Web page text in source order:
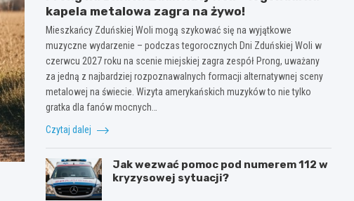
kapela metalowa zagra na żywo!
Mieszkańcy Zduńskiej Woli mogą szykować się na wyjątkowe
muzyczne wydarzenie – podczas tegorocznych Dni Zduńskiej Woli w
czerwcu 2027 roku na scenie miejskiej zagra zespół Prong, uważany
za jedną z najbardziej rozpoznawalnych formacji alternatywnej sceny
metalowej na świecie. Wizyta amerykańskich muzyków to nie tylko
gratka dla fanów mocnych…
Czytaj dalej
Jak wezwać pomoc pod numerem 112 w
kryzysowej sytuacji?